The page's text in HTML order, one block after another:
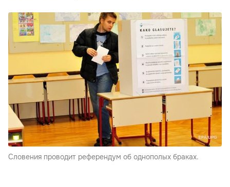
Словения проводит референдум об однополых браках.